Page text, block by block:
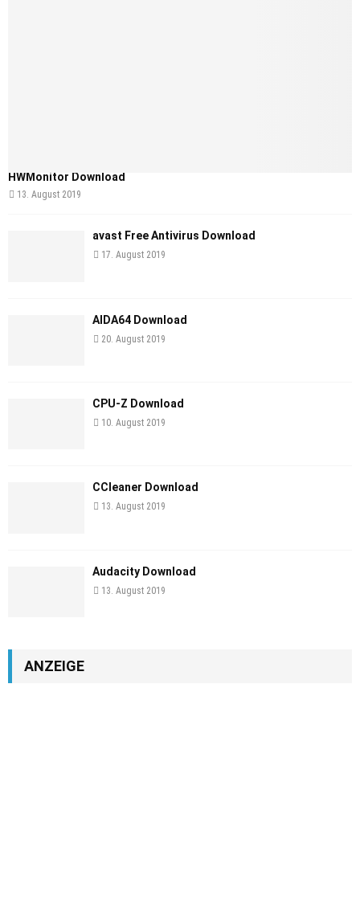
HWMonitor Download
13. August 2019
avast Free Antivirus Download
17. August 2019
AIDA64 Download
20. August 2019
CPU-Z Download
10. August 2019
CCleaner Download
13. August 2019
Audacity Download
13. August 2019
ANZEIGE